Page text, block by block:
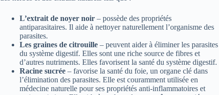
L’extrait de noyer noir – possède des propriétés
antiparasitaires. Il aide à nettoyer naturellement l’organisme des
parasites.
Les graines de citrouille – peuvent aider à éliminer les parasites
du système digestif. Elles sont une riche source de fibres et
d’autres nutriments. Elles favorisent la santé du système digestif.
Racine sucrée – favorise la santé du foie, un organe clé dans
l’élimination des parasites. Elle est couramment utilisée en
médecine naturelle pour ses propriétés anti-inflammatoires et